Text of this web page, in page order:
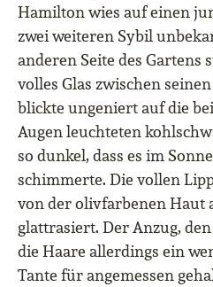
Hamilton wies auf einen
zwei weiteren Sybil
anderen Seite des Gartens
volles Glas zwischen
blickte ungeniert auf die
Augen leuchteten
so dunkel, dass es im
schimmerte. Die vollen
von der olivfarbenen Haut
glattrasiert. Der Anzug,
die Haare allerdings ein
Tante für angemessen